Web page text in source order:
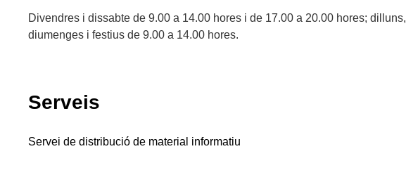
Divendres i dissabte de 9.00 a 14.00 hores i de 17.00 a 20.00 hores; dilluns,
diumenges i festius de 9.00 a 14.00 hores.
Serveis
Servei de distribució de material informatiu